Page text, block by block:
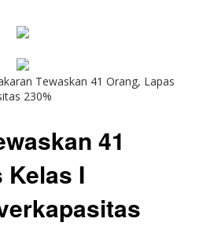
Tewaskan 41 Orang, Lapas
230%
41
Kelas I